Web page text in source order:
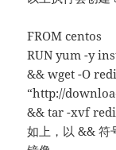
FROM centos
RUN yum -y
&& wget -O
“http://
&& tar -xvf
如上，以 && 符